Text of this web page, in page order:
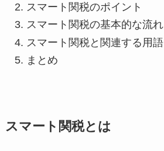
スマート関税のポイント
スマート関税の基本的な流れ
スマート関税と関連する用語
まとめ
スマート関税とは